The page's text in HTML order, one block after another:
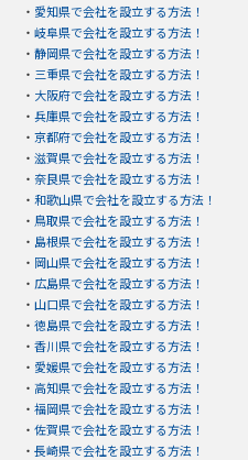
・ 愛知県で会社を設立する方法！
・ 岐阜県で会社を設立する方法！
・ 静岡県で会社を設立する方法！
・ 三重県で会社を設立する方法！
・ 大阪府で会社を設立する方法！
・ 兵庫県で会社を設立する方法！
・ 京都府で会社を設立する方法！
・ 滋賀県で会社を設立する方法！
・ 奈良県で会社を設立する方法！
・ 和歌山県で会社を設立する方法！
・ 鳥取県で会社を設立する方法！
・ 島根県で会社を設立する方法！
・ 岡山県で会社を設立する方法！
・ 広島県で会社を設立する方法！
・ 山口県で会社を設立する方法！
・ 徳島県で会社を設立する方法！
・ 香川県で会社を設立する方法！
・ 愛媛県で会社を設立する方法！
・ 高知県で会社を設立する方法！
・ 福岡県で会社を設立する方法！
・ 佐賀県で会社を設立する方法！
・ 長崎県で会社を設立する方法！